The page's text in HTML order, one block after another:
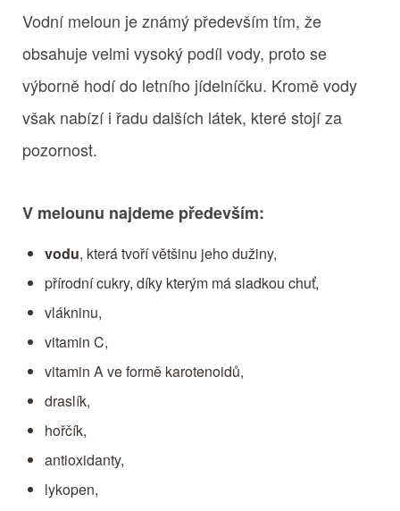
Vodní meloun je známý především tím, že
obsahuje velmi vysoký podíl vody, proto se
výborně hodí do letního jídelníčku. Kromě vody
však nabízí i řadu dalších látek, které stojí za
pozornost.
V melounu najdeme především:
vodu, která tvoří většinu jeho dužiny,
přírodní cukry, díky kterým má sladkou chuť,
vlákninu,
vitamin C,
vitamin A ve formě karotenoidů,
draslík,
hořčík,
antioxidanty,
lykopen,